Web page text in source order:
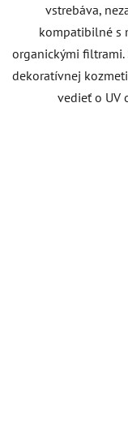
vstrebáva,
kompatibilné s
organickými filtrami.
dekoratívnej
vedieť o UV